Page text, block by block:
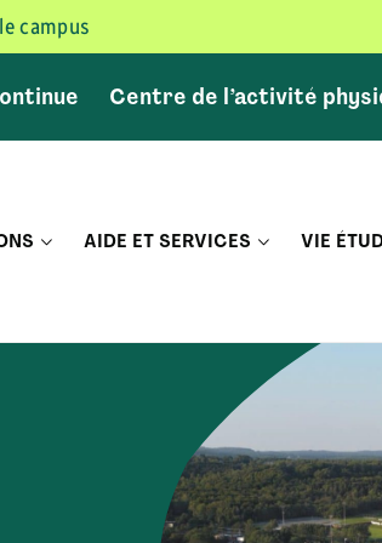
campus
Centre de l’activité
AIDE ET SERVICES VIE